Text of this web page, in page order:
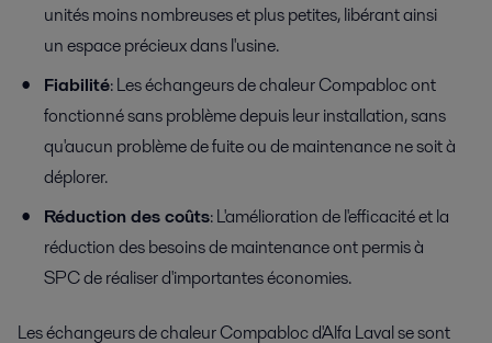
unités moins nombreuses et plus petites, libérant ainsi
un espace précieux dans l'usine.
Fiabilité: Les échangeurs de chaleur Compabloc ont
fonctionné sans problème depuis leur installation, sans
qu'aucun problème de fuite ou de maintenance ne soit à
déplorer.
Réduction des coûts: L'amélioration de l'efficacité et la
réduction des besoins de maintenance ont permis à
SPC de réaliser d'importantes économies.
Les échangeurs de chaleur Compabloc d'Alfa Laval se sont